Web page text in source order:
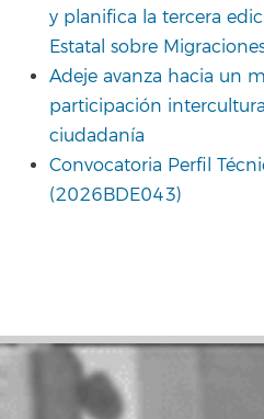
y planifica la tercera
Estatal sobre
Adeje avanza hacia un
participación
ciudadanía
Convocatoria Perfil
(2026BDE043)